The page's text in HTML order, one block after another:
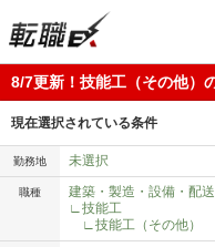
8/7更新！技能工（その他
現在選択されている条件
勤務地 未選択
職種
建築・製造・設備・配送
∟技能工
∟技能工（その他）